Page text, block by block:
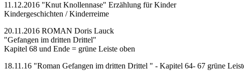
11.12.2016 "Knut Knollennase" Erzählung für Kinder
Kindergeschichten / Kinderreime
20.11.2016 ROMAN Doris Lauck
"Gefangen im dritten Drittel"
Kapitel 68 und Ende = grüne Leiste oben
18.11.16 "Roman Gefangen im dritten Drittel " - Kapitel 64- 67 grüne